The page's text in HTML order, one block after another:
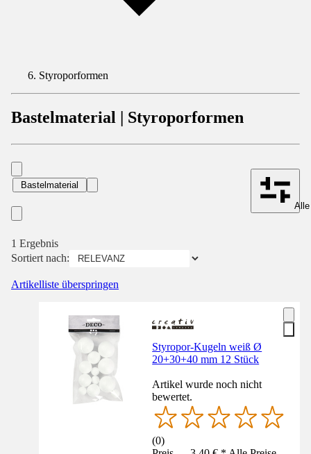
Styroporformen
Bastelmaterial | Styroporformen
Bastelmaterial
1 Ergebnis
Sortiert nach:
Artikelliste überspringen
Styropor-Kugeln weiß Ø
20+30+40 mm 12 Stück
Artikel wurde noch nicht
bewertet.
(0)